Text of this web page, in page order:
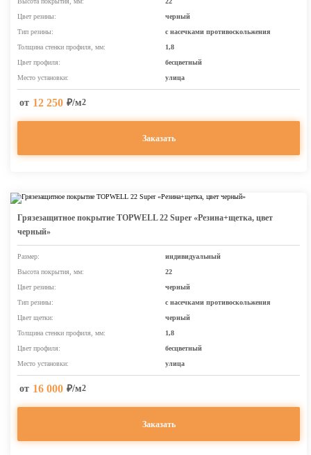
Цвет резины:
черный
Тип резины:
с насечками противоскольжения
Толщина стенки профиля, мм:
1,8
Цвет профиля:
бесцветный
Место установки:
улица
от 12 250 ₽/м2
Заказать
Грязезащитное покрытие TOPWELL 22 Super «Резина+щетка, цвет
черный»
Размер:
индивидуальный
Высота покрытия, мм:
22
Цвет резины:
черный
Тип резины:
с насечками противоскольжения
Цвет щетки:
черный
Толщина стенки профиля, мм:
1,8
Цвет профиля:
бесцветный
Место установки:
улица
от 16 000 ₽/м2
Заказать